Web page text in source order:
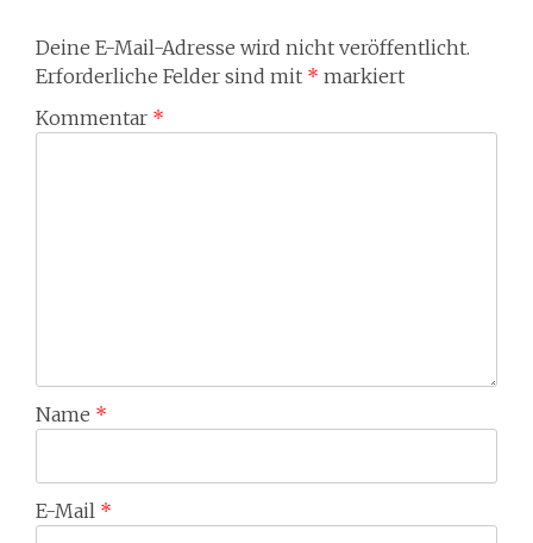
Deine E-Mail-Adresse wird nicht veröffentlicht.
Erforderliche Felder sind mit * markiert
Kommentar *
Name *
E-Mail *